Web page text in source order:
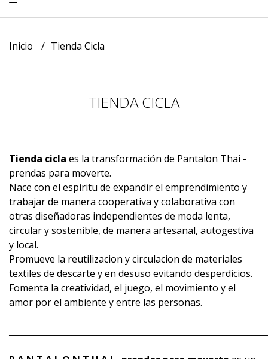
Inicio Tienda Cicla
TIENDA CICLA
Tienda cicla es la transformación de Pantalon Thai -
prendas para moverte.
Nace con el espíritu de expandir el emprendimiento y
trabajar de manera cooperativa y colaborativa con
otras diseñadoras independientes de moda lenta,
circular y sostenible, de manera artesanal, autogestiva
y local.
Promueve la reutilizacion y circulacion de materiales
textiles de descarte y en desuso evitando desperdicios.
Fomenta la creatividad, el juego, el movimiento y el
amor por el ambiente y entre las personas.